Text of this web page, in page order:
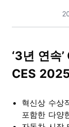
‘3년 연속
CES
혁신상 수상
포함한 다양